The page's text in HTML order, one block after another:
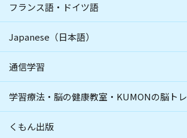
フランス語・ドイツ語
Japanese（日本語）
通信学習
学習療法・脳の健康教室・KUMONの脳トレ
くもん出版